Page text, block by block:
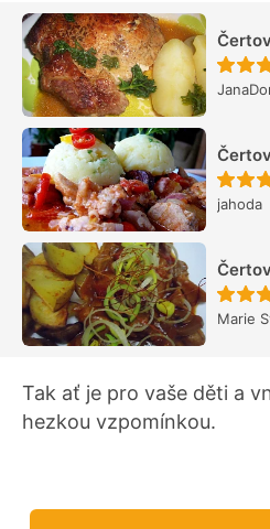
jahoda
Marie
Tak ať je pro vaše děti a
hezkou vzpomínkou.